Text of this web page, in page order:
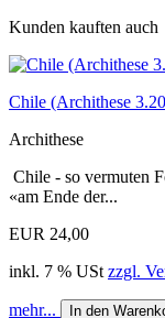
Kunden kauften auch
Chile (Archithese
Archithese
Chile - so vermuten
«am Ende der...
EUR 24,00
inkl. 7 % USt zzgl.
mehr... In den